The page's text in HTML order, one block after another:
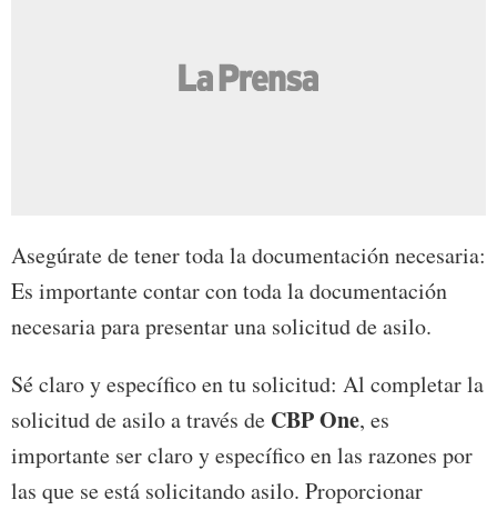
Asegúrate de tener toda la documentación necesaria:
Es importante contar con toda la documentación
necesaria para presentar una solicitud de asilo.
Sé claro y específico en tu solicitud: Al completar la
solicitud de asilo a través de CBP One, es
importante ser claro y específico en las razones por
las que se está solicitando asilo. Proporcionar